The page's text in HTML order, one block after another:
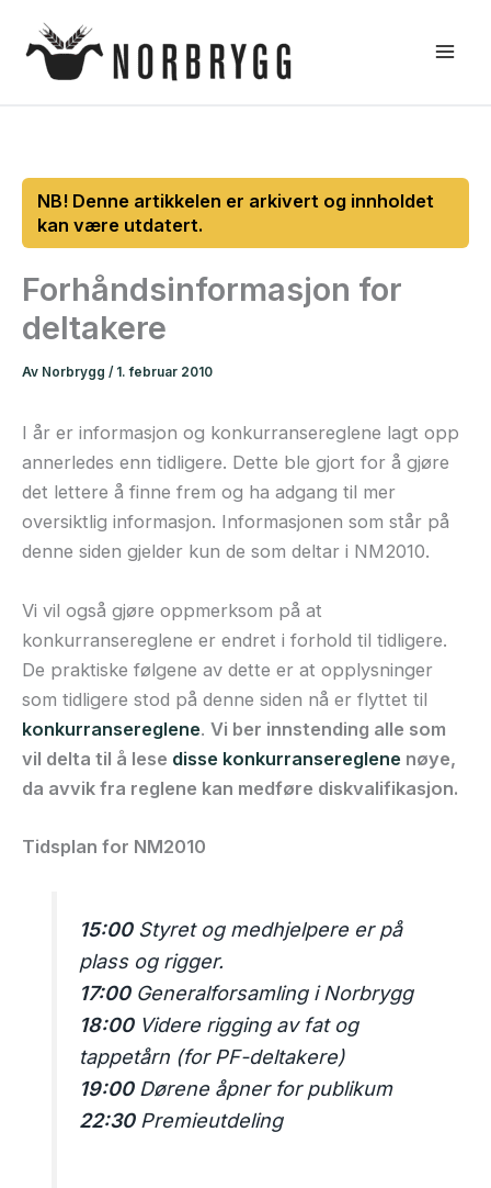
rett
Forhåndsinformasjon for
deltakere
Av Norbrygg / 1. februar 2010
I år er informasjon og konkurransereglene lagt opp
annerledes enn tidligere. Dette ble gjort for å gjøre
det lettere å finne frem og ha adgang til mer
oversiktlig informasjon. Informasjonen som står på
denne siden gjelder kun de som deltar i NM2010.
Vi vil også gjøre oppmerksom på at
konkurransereglene er endret i forhold til tidligere.
De praktiske følgene av dette er at opplysninger
som tidligere stod på denne siden nå er flyttet til
konkurransereglene. Vi ber innstending alle som
vil delta til å lese disse konkurransereglene nøye,
da avvik fra reglene kan medføre diskvalifikasjon.
Tidsplan for NM2010
15:00Styret og medhjelpere er på
plass og rigger.
17:00Generalforsamling i Norbrygg
18:00Videre rigging av fat og
tappetårn (for PF-deltakere)
19:00Dørene åpner for publikum
22:30Premieutdeling